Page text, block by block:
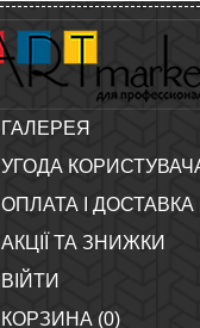
ГАЛЕРЕЯ
УГОДА
ОПЛАТА І ДОСТАВКА
АКЦІЇ ТА ЗНИЖКИ
ВІЙТИ
КОРЗИНА (0)